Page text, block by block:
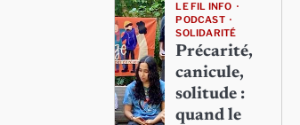
LE FIL INFO
PODCAST
SOLIDARITÉ
Précarité,
canicule,
solitude :
quand le